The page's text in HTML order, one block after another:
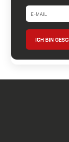
ICH BIN